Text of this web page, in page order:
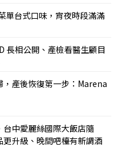
單台式口味，宵夜時段滿滿
長相公開、產檢看醫生顧目
，產後恢復第一步：Marena
中愛麗絲國際大飯店隨
升級、晚間吧檯有新調酒